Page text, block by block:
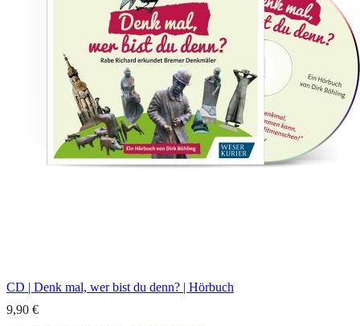
CD | Denk mal, wer bist du denn? | Hörbuch
9,90 €